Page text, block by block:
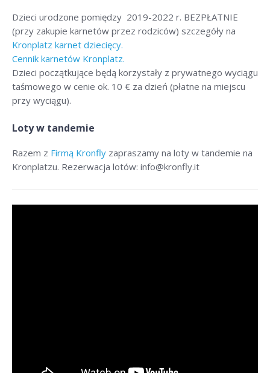
Dzieci urodzone pomiędzy 2019-2022 r. BEZPŁATNIE
(przy zakupie karnetów przez rodziców) szczegóły na
Kronplatz karnet dziecięcy.
Cennik karnetów Kronplatz.
Dzieci początkujące będą korzystały z prywatnego wyciągu
taśmowego w cenie ok. 10 € za dzień (płatne na miejscu
przy wyciągu).
Loty w tandemie
Razem z Firmą Kronfly zapraszamy na loty w tandemie na
Kronplatzu. Rezerwacja lotów: info@kronfly.it